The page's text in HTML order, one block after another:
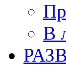
В